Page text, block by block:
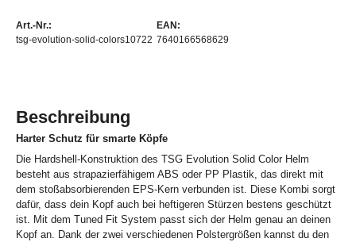
Art.-Nr.:
tsg-evolution-solid-colors10722
EAN:
7640166568629
Beschreibung
Harter Schutz für smarte Köpfe
Die Hardshell-Konstruktion des TSG Evolution Solid Color Helm
besteht aus strapazierfähigem ABS oder PP Plastik, das direkt mit
dem stoßabsorbierenden EPS-Kern verbunden ist. Diese Kombi sorgt
dafür, dass dein Kopf auch bei heftigeren Stürzen bestens geschützt
ist. Mit dem Tuned Fit System passt sich der Helm genau an deinen
Kopf an. Dank der zwei verschiedenen Polstergrößen kannst du den